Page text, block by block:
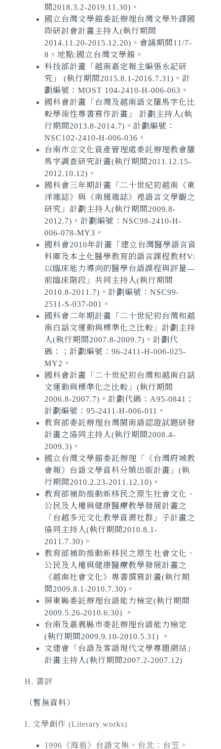
間2018.3.2-2019.11.30)。
國立台灣文學館委託辦理台灣文學外譯國
際研討會計畫主持人(執行期間
2014.11.20-2015.12.20)。會議期間11/7-
8。地點:國立台灣文學館。
科技部計畫「越南嘉定報主編張永記研
究」 (執行期間2015.8.1-2016.7.31)。計
劃編號：MOST 104-2410-H-006-063。
國科會計畫「台灣及越南語文羅馬字化比
較學術性專書寫作計畫」 計劃主持人(執
行期間2013.8-2014.7)。計劃編號：
NSC102-2410-H-006-036。
台南市立文化資產管理處委託辦理教會羅
馬字調查研究計畫(執行期間2011.12.15-
2012.10.12)。
國科會三年期計畫「二十世紀初越南《東
洋雜誌》與《南風雜誌》裡語言文學觀之
研究」計劃主持人(執行期間2009.8-
2012.7)。計劃編號：NSC98-2410-H-
006-078-MY3。
國科會2010年計畫「建立台灣醫學語言資
料庫及本土化醫學教育的語言課程教材V:
以臨床能力導向的醫學台語課程與評量—
前臨床階段」共同主持人(執行期間
2010.8-2011.7)。計劃編號：NSC99-
2511-S-037-001。
國科會二年期計畫「二十世紀初台灣和越
南白話文運動與標準化之比較」計劃主持
人(執行期間2007.8-2009.7)。計劃代
碼：；計劃編號：96-2411-H-006-025-
MY2。
國科會計畫「二十世紀初台灣和越南白話
文運動與標準化之比較」(執行期間
2006.8-2007.7)。計劃代碼：A95-0841；
計劃編號：95-2411-H-006-011。
教育部委託辦理台灣閩南語認證試題研發
計畫之協同主持人(執行期間2008.4-
2009.3)。
國立台灣文學館委託辦理「《台灣府城教
會報》台語文學資料分類出版計畫」(執
行期間2010.2.23-2011.12.10)。
教育部補助推動新移民之原生社會文化、
公民及人權與健康醫療教學發展計畫之
「台越多元文化教學資源社群」子計畫之
協同主持人(執行期間2010.8.1-
2011.7.30)。
教育部補助推動新移民之原生社會文化、
公民及人權與健康醫療教學發展計畫之
《越南社會文化》專書撰寫計畫(執行期
間2009.8.1-2010.7.30)。
屏東縣委託辦理台語能力檢定(執行期間
2009.5.26-2010.6.30) 。
台南及嘉義縣市委託辦理台語能力檢定
(執行期間2009.9.10-2010.5.31) 。
文建會「台語及客語現代文學專題網站」
計畫主持人(執行期間2007.2-2007.12)
H. 書評
（暫無資料）
I. 文學創作 (Literary works)
1996《海翁》台語文集。台北：台笠。